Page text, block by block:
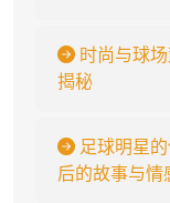
时尚与球
揭秘
足球明星
后的故事与情